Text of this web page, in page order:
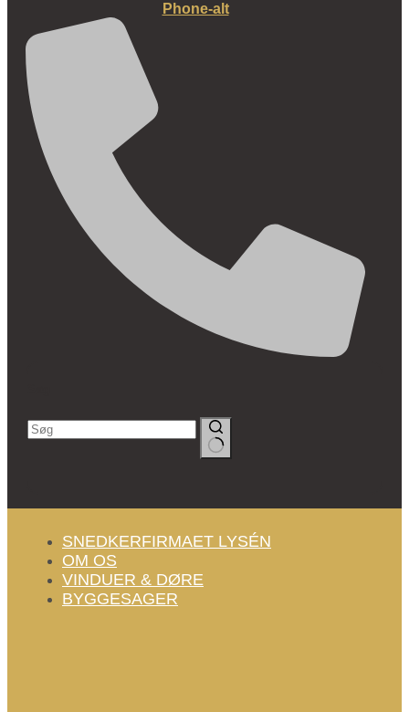
Phone-alt
SNEDKERFIRMAET LYSÉN
OM OS
VINDUER & DØRE
BYGGESAGER